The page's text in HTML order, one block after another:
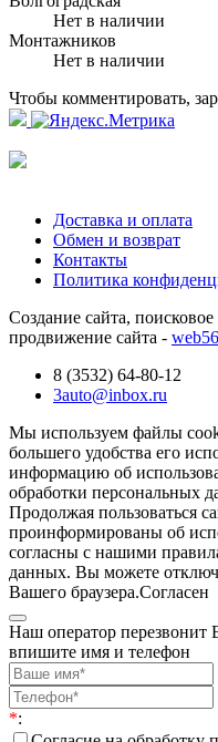
Нет в наличии
Монтажников
Нет в наличии
Чтобы комментировать,
Доставка и оплата
Обмен и возврат
Контакты
Политика
Создание сайта, поисковое
продвижение сайта -
8 (3532) 64-80-12
3auto@inbox.ru
Мы используем файлы
большего удобства его
информацию об
обработки персональных
Продолжая пользоваться
проинформированы об
согласны с нашими
данных. Вы можете
Вашего браузера.Согласен
Наш оператор перезвонит
впишите имя и телефон
*: